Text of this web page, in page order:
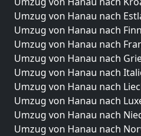
Umzug von Hanau nach
Umzug von Hanau nach
Umzug von Hanau nach
Umzug von Hanau nach
Umzug von Hanau nach
Umzug von Hanau nach
Umzug von Hanau nach
Umzug von Hanau nach
Umzug von Hanau nach